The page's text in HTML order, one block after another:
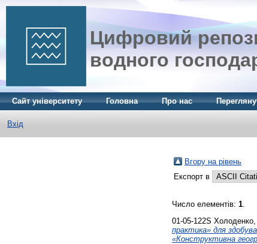
Цифровий
водного
Сайт університету Головна Про нас
Вхід
Вгору на рівень
Експорт в
Число елементів: 1.
01-05-122S
практика» для
«Конструктивна